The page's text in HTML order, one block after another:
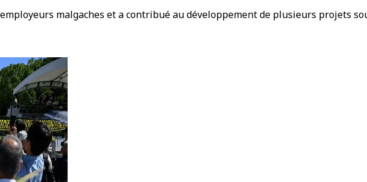
malgaches et a contribué au développement de plusieurs projets